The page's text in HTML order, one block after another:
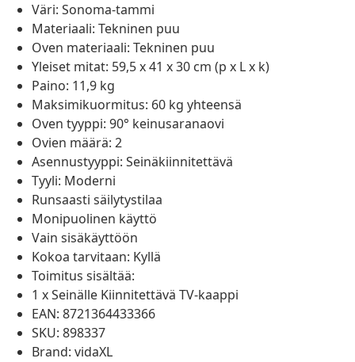
Väri: Sonoma-tammi
Materiaali: Tekninen puu
Oven materiaali: Tekninen puu
Yleiset mitat: 59,5 x 41 x 30 cm (p x L x k)
Paino: 11,9 kg
Maksimikuormitus: 60 kg yhteensä
Oven tyyppi: 90° keinusaranaovi
Ovien määrä: 2
Asennustyyppi: Seinäkiinnitettävä
Tyyli: Moderni
Runsaasti säilytystilaa
Monipuolinen käyttö
Vain sisäkäyttöön
Kokoa tarvitaan: Kyllä
Toimitus sisältää:
1 x Seinälle Kiinnitettävä TV-kaappi
EAN: 8721364433366
SKU: 898337
Brand: vidaXL